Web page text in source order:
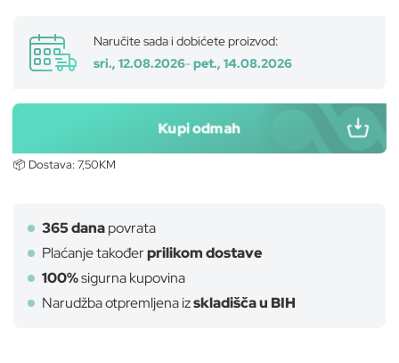
Naručite sada i dobićete proizvod:
sri., 12.08.2026-pet., 14.08.2026
Kupi odmah
📦 Dostava:7,50KM
365 danapovrata
Plaćanje takođerprilikom dostave
100%sigurna kupovina
Narudžba otpremljena izskladišča u BIH